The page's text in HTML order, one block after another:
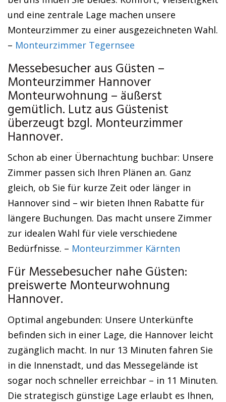
und eine zentrale Lage machen unsere
Monteurzimmer zu einer ausgezeichneten Wahl.
– Monteurzimmer Tegernsee
Messebesucher aus Güsten –
Monteurzimmer Hannover
Monteurwohnung – äußerst
gemütlich. Lutz aus Güstenist
überzeugt bzgl. Monteurzimmer
Hannover.
Schon ab einer Übernachtung buchbar: Unsere
Zimmer passen sich Ihren Plänen an. Ganz
gleich, ob Sie für kurze Zeit oder länger in
Hannover sind – wir bieten Ihnen Rabatte für
längere Buchungen. Das macht unsere Zimmer
zur idealen Wahl für viele verschiedene
Bedürfnisse. – Monteurzimmer Kärnten
Für Messebesucher nahe Güsten:
preiswerte Monteurwohnung
Hannover.
Optimal angebunden: Unsere Unterkünfte
befinden sich in einer Lage, die Hannover leicht
zugänglich macht. In nur 13 Minuten fahren Sie
in die Innenstadt, und das Messegelände ist
sogar noch schneller erreichbar – in 11 Minuten.
Die strategisch günstige Lage erlaubt es Ihnen,